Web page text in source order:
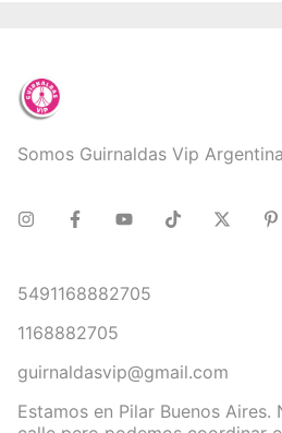
Somos Guirnaldas Vip Argentina
5491168882705
1168882705
guirnaldasvip@gmail.com
Estamos en Pilar Buenos